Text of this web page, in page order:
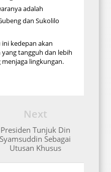
adalah
dan Sukolilo
kedepan akan
tangguh dan lebih
lingkungan.
Next
Presiden Tunjuk Din
Syamsuddin Sebagai
Utusan Khusus